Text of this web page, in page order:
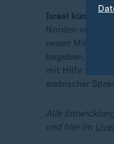
Israel kündigt
Norden von
neuen
begeben,
mit Hilfe von
arabischer
Alle
und hier im